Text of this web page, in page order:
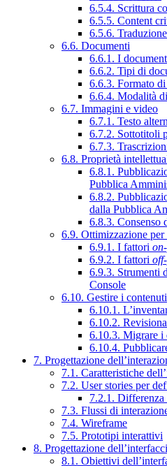
6.5.4. Scrittura
6.5.5. Content
6.5.6.
6.6. Documenti
6.6.1. I
6.6.2. Tipi di
6.6.3. Formato
6.6.4. Modalità
6.7. Immagini e video
6.7.1. Testo
6.7.2. Sottotitoli
6.7.3.
6.8. Proprietà
6.8.1.
Pubblica
6.8.2.
dalla Pubblica
6.8.3. Consenso
6.9. Ottimizzazione
6.9.1. I fattori
6.9.2. I fattori
6.9.3. Strumenti
Console
6.10. Gestire i contenuti
6.10.1.
6.10.2.
6.10.3. Migrare i
6.10.4.
7. Progettazione
7.1. Caratteristiche
7.2. User stories per
7.2.1. Differenza
7.3. Flussi di
7.4. Wireframe
7.5. Prototipi interattivi
8. Progettazione
8.1. Obiettivi